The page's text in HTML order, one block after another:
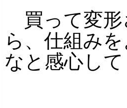
買って変形
ら、仕組み
なと感心し